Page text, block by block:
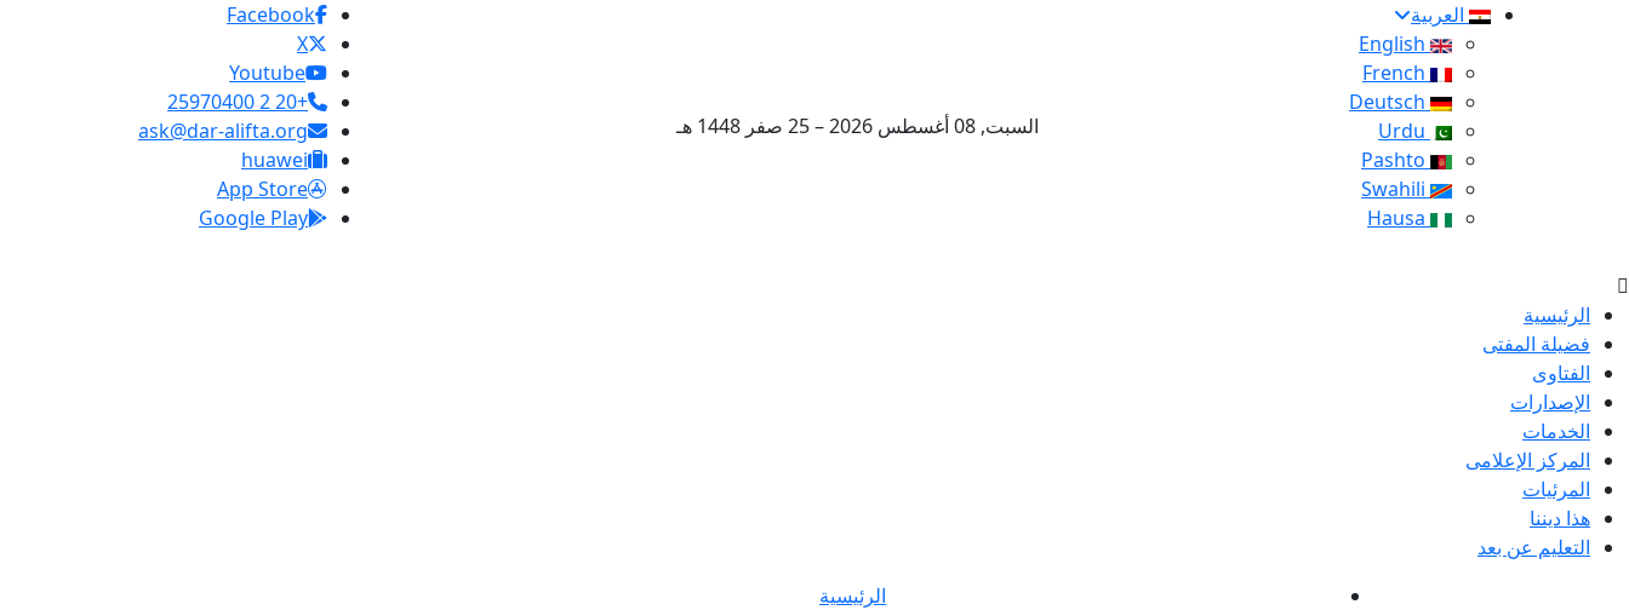
العربية
السبت, 08 أغسطس 2026 – 25 صفر 1448 هـ
Facebook
X
Youtube
+20 2 25970400
ask@dar-alifta.org
huawei
App Store
Google Play
الرئيسية
فضيلة المفتى
الفتاوى
الإصدارات
الخدمات
المركز الإعلامى
المرئيات
هذا ديننا
التعليم عن بعد
الرئيسية